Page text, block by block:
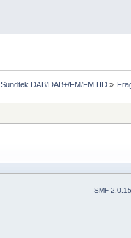
Sundtek DAB/DAB+/FM/FM HD»
SMF 2.0.15